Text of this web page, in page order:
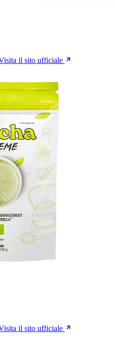
il sito ufficiale
il sito ufficiale